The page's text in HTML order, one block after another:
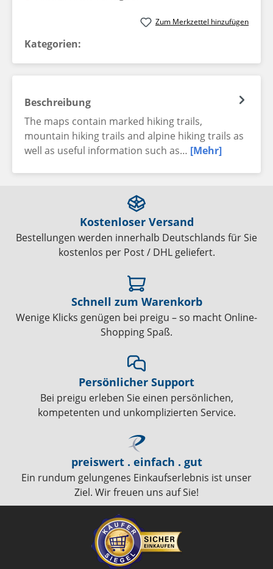
Zum Merkzettel hinzufügen
Kategorien:
Beschreibung
The maps contain marked hiking trails,
mountain hiking trails and alpine hiking trails as
well as useful information such as… [Mehr]
Kostenloser Versand
Bestellungen werden innerhalb Deutschlands für Sie
kostenlos per Post / DHL geliefert.
Schnell zum Warenkorb
Wenige Klicks genügen bei preigu – so macht Online-
Shopping Spaß.
Persönlicher Support
Bei preigu erleben Sie einen persönlichen,
kompetenten und unkomplizierten Service.
preiswert . einfach . gut
Ein rundum gelungenes Einkaufserlebnis ist unser
Ziel. Wir freuen uns auf Sie!